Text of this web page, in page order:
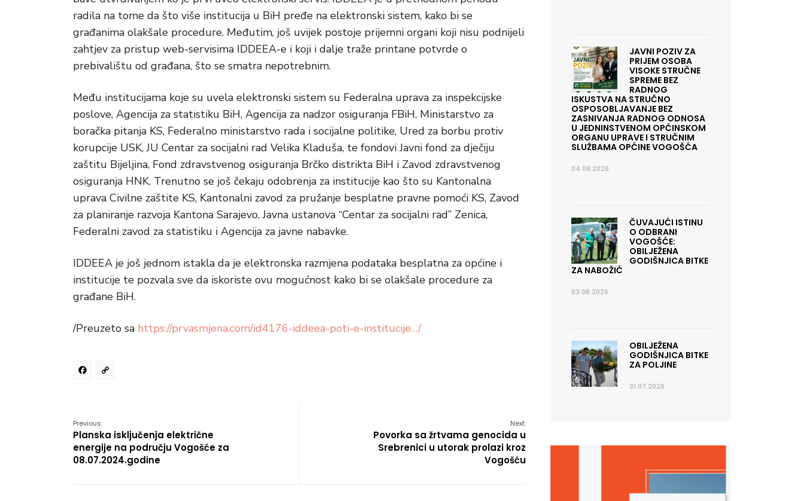
radila na tome da što više institucija u BiH pređe na elektronski sistem, kako bi se
građanima olakšale procedure. Međutim, još uvijek postoje prijemni organi koji nisu podnijeli
zahtjev za pristup web-servisima IDDEEA-e i koji i dalje traže printane potvrde o
prebivalištu od građana, što se smatra nepotrebnim.
Među institucijama koje su uvela elektronski sistem su Federalna uprava za inspekcijske
poslove, Agencija za statistiku BiH, Agencija za nadzor osiguranja FBiH, Ministarstvo za
boračka pitanja KS, Federalno ministarstvo rada i socijalne politike, Ured za borbu protiv
korupcije USK, JU Centar za socijalni rad Velika Kladuša, te fondovi Javni fond za dječiju
zaštitu Bijeljina, Fond zdravstvenog osiguranja Brčko distrikta BiH i Zavod zdravstvenog
osiguranja HNK. Trenutno se još čekaju odobrenja za institucije kao što su Kantonalna
uprava Civilne zaštite KS, Kantonalni zavod za pružanje besplatne pravne pomoći KS, Zavod
za planiranje razvoja Kantona Sarajevo, Javna ustanova “Centar za socijalni rad” Zenica,
Federalni zavod za statistiku i Agencija za javne nabavke.
IDDEEA je još jednom istakla da je elektronska razmjena podataka besplatna za općine i
institucije te pozvala sve da iskoriste ovu mogućnost kako bi se olakšale procedure za
građane BiH.
/Preuzeto sa https://prvasmjena.com/id4176-iddeea-poti-e-institucije…/
Facebook
Previous:
Planska isključenja električne
energije na području Vogošće za
08.07.2024.godine
Next:
Povorka sa žrtvama genocida u
Srebrenici u utorak prolazi kroz
Vogošću
JAVNI POZIV ZA
PRIJEM OSOBA
VISOKE STRUČNE
SPREME BEZ
RADNOG
ISKUSTVA NA STRUČNO
OSPOSOBLJAVANJE BEZ
ZASNIVANJA RADNOG ODNOSA
U JEDNINSTVENOM OPĆINSKOM
ORGANU UPRAVE I STRUČNIM
SLUŽBAMA OPĆINE VOGOŠĆA
04.08.2026.
ČUVAJUĆI ISTINU
O ODBRANI
VOGOŠĆE:
OBILJEŽENA
GODIŠNJICA BITKE
ZA NABOŽIĆ
03.08.2026.
OBILJEŽENA
GODIŠNJICA BITKE
ZA POLJINE
31.07.2026.